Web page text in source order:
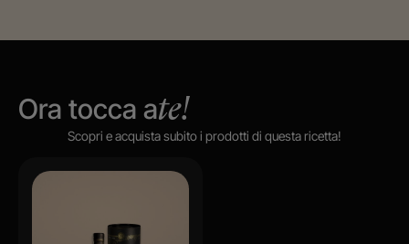
Ora tocca ate!
Scopri e acquista subito i prodotti di questa ricetta!